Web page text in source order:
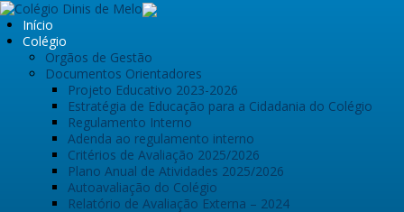
Início
Colégio
Orgãos de Gestão
Documentos Orientadores
Projeto Educativo 2023-2026
Estratégia de Educação para a Cidadania do Colégio
Regulamento Interno
Adenda ao regulamento interno
Critérios de Avaliação 2025/2026
Plano Anual de Atividades 2025/2026
Autoavaliação do Colégio
Relatório de Avaliação Externa – 2024